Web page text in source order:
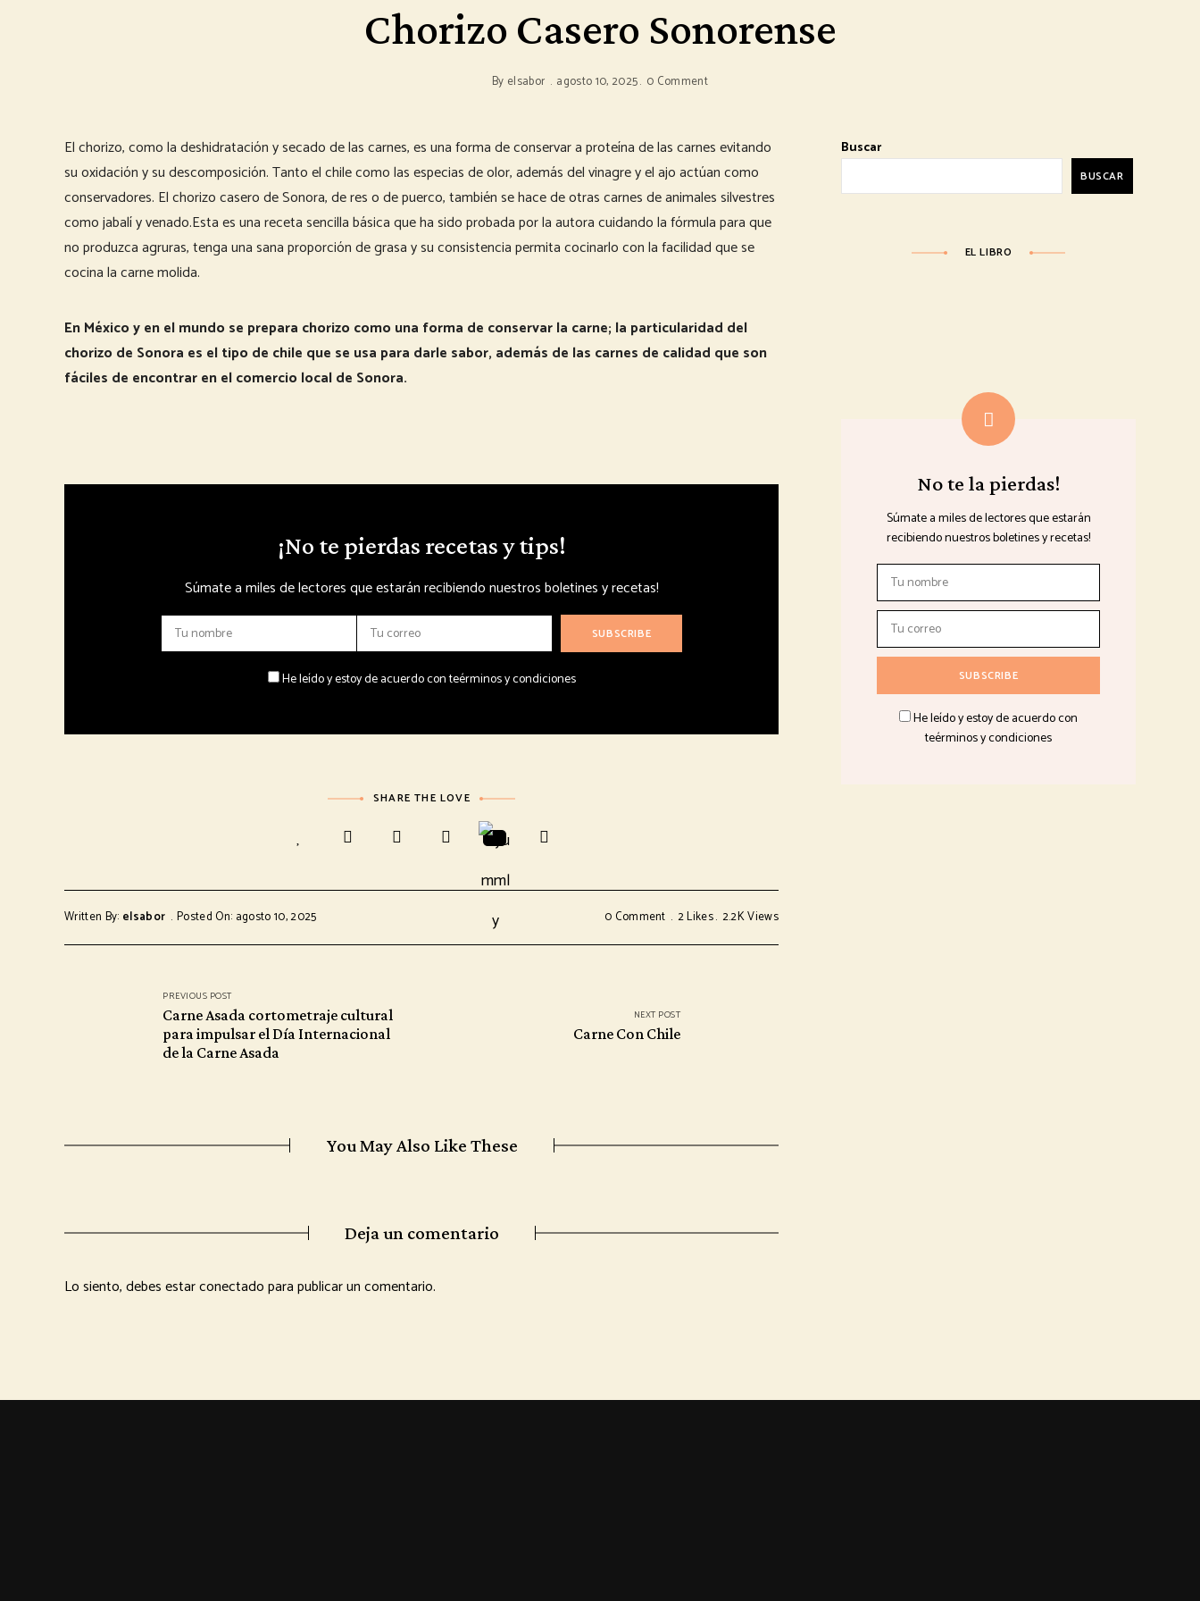
Chorizo Casero Sonorense
By elsabor agosto 10, 2025 0 Comment
El chorizo, como la deshidratación y secado de las carnes, es una forma de conservar a proteína de las carnes evitando
su oxidación y su descomposición. Tanto el chile como las especias de olor, además del vinagre y el ajo actúan como
conservadores. El chorizo casero de Sonora, de res o de puerco, también se hace de otras carnes de animales silvestres
como jabalí y venado.Esta es una receta sencilla básica que ha sido probada por la autora cuidando la fórmula para que
no produzca agruras, tenga una sana proporción de grasa y su consistencia permita cocinarlo con la facilidad que se
cocina la carne molida.
En México y en el mundo se prepara chorizo como una forma de conservar la carne; la particularidad del
chorizo de Sonora es el tipo de chile que se usa para darle sabor, además de las carnes de calidad que son
fáciles de encontrar en el comercio local de Sonora.
¡No te pierdas recetas y tips!
Súmate a miles de lectores que estarán recibiendo nuestros boletines y recetas!
He leído y estoy de acuerdo con teérminos y condiciones
SHARE THE LOVE
Written By: elsabor Posted On: agosto 10, 2025 0 Comment 2Likes 2.2KViews
PREVIOUS POST
Carne Asada cortometraje cultural
para impulsar el Día Internacional
de la Carne Asada
NEXT POST
Carne Con Chile
You May Also Like These
Deja un comentario
Lo siento, debes estarconectadopara publicar un comentario.
Buscar
BUSCAR
EL LIBRO
No te la pierdas!
Súmate a miles de lectores que estarán
recibiendo nuestros boletines y recetas!
He leído y estoy de acuerdo con
teérminos y condiciones